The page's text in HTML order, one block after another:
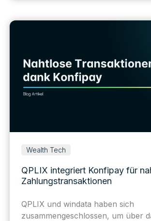
Wealth Tech
QPLIX integriert Konfipay für
Zahlungstransaktionen
QPLIX und windata haben sich
zusammengeschlossen, um über